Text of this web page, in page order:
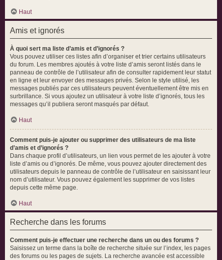
Haut
Amis et ignorés
À quoi sert ma liste d’amis et d’ignorés ?
Vous pouvez utiliser ces listes afin d’organiser et trier certains utilisateurs
du forum. Les membres ajoutés à votre liste d’amis seront listés dans le
panneau de contrôle de l’utilisateur afin de consulter rapidement leur statut
en ligne et leur envoyer des messages privés. Selon le style utilisé, les
messages publiés par ces utilisateurs peuvent éventuellement être mis en
surbrillance. Si vous ajoutez un utilisateur à votre liste d’ignorés, tous les
messages qu’il publiera seront masqués par défaut.
Haut
Comment puis-je ajouter ou supprimer des utilisateurs de ma liste
d’amis et d’ignorés ?
Dans chaque profil d’utilisateurs, un lien vous permet de les ajouter à votre
liste d’amis ou d’ignorés. De même, vous pouvez ajouter directement des
utilisateurs depuis le panneau de contrôle de l’utilisateur en saisissant leur
nom d’utilisateur. Vous pouvez également les supprimer de vos listes
depuis cette même page.
Haut
Recherche dans les forums
Comment puis-je effectuer une recherche dans un ou des forums ?
Saisissez un terme dans la boîte de recherche située sur l’index, les pages
des forums ou les pages de sujets. La recherche avancée est accessible